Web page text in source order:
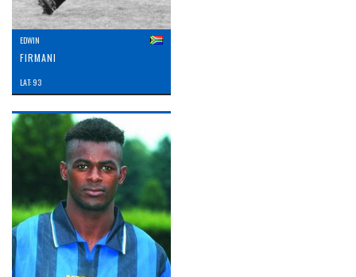
EDWIN
FIRMANI
LAT: 93